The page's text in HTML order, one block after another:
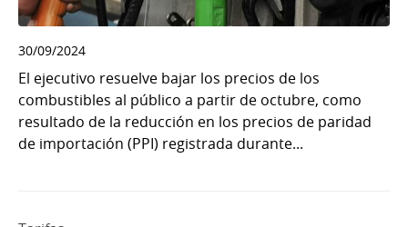
30/09/2024
El ejecutivo resuelve bajar los precios de los
combustibles al público a partir de octubre, como
resultado de la reducción en los precios de paridad
de importación (PPI) registrada durante...